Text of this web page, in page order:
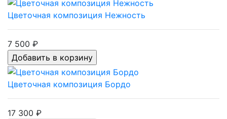
Цветочная композиция Нежность
7 500 ₽
Цветочная композиция Бордо
17 300 ₽